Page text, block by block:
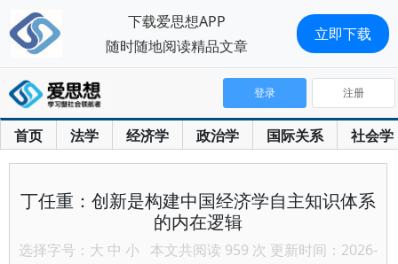
首页 法学 经济学 政治学 国际关系 社会学
登录 注册
丁任重：创新是构建中国经济学自主知识体系
的内在逻辑
选择字号： 大 中 小 本文共阅读 959 次 更新时间：2026-
下载爱思想APP
随时随地阅读精品文章
立即下载